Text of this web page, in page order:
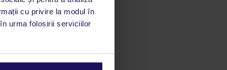
cu privire la modul în
urma folosirii serviciilor